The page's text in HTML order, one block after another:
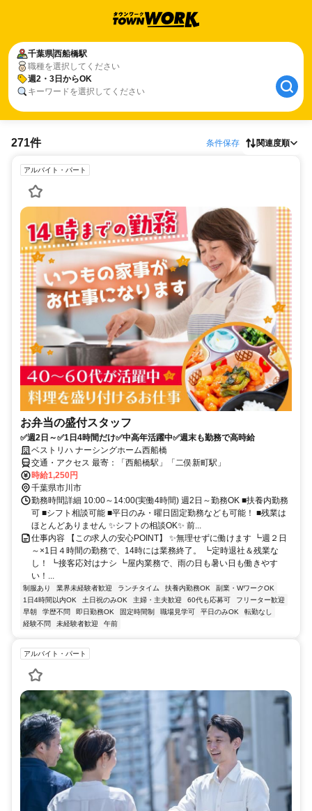
千葉県西船橋駅
職種を選択してください
週2・3日からOK
キーワードを選択してください
271件 条件保存 関連度順
アルバイト・パート
お弁当の盛付スタッフ
✅週2日～✅1日4時間だけ✅中高年活躍中✅週末も勤務で高時給
ベストリハ ナーシングホーム西船橋
交通・アクセス 最寄：「西船橋駅」「二俣新町駅」
時給1,250円
千葉県市川市
勤務時間詳細 10:00～14:00(実働4時間) 週2日～勤務OK ■扶養内勤務
可 ■シフト相談可能 ■平日のみ・曜日固定勤務なども可能！ ■残業は
ほとんどありません ✨シフトの相談OK✨ 前...
仕事内容 【この求人の安心POINT】 ✨無理せずに働けます ┗週２日
～×1日４時間の勤務で、14時には業務終了。 ┗定時退社＆残業な
し！ ┗接客応対はナシ ┗屋内業務で、雨の日も暑い日も働きやす
い！...
制服あり 業界未経験者歓迎 ランチタイム 扶養内勤務OK
副業・WワークOK
1日4時間以内OK
土日祝のみOK 主婦・主夫歓迎 60代も応募可
フリーター歓迎
早朝
学歴不問 即日勤務OK 固定時間制 職場見学可 平日のみOK
転勤なし
経験不問
未経験者歓迎 午前
アルバイト・パート